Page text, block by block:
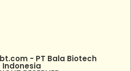
- PT Bala Biotech
Indonesia